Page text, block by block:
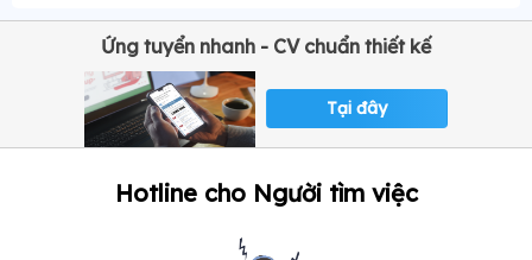
Ứng tuyển nhanh - CV chuẩn thiết kế
Tại đây
Hotline cho Người tìm việc